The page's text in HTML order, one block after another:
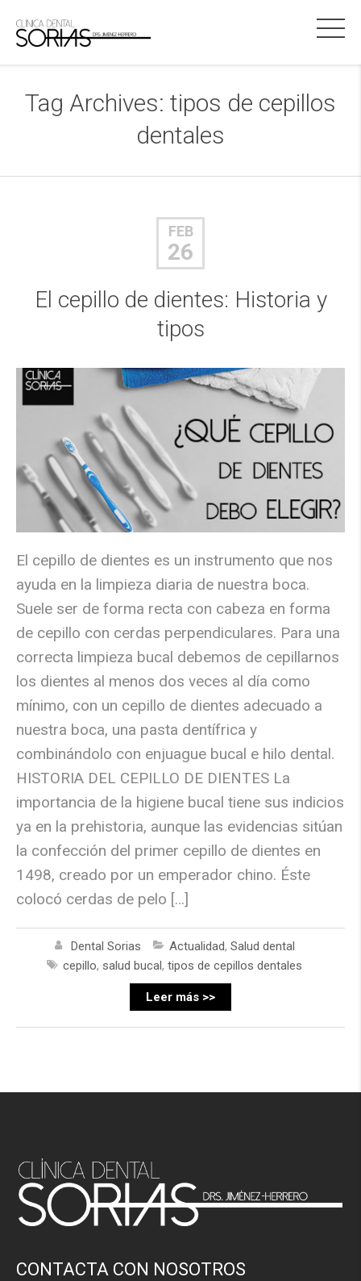
Tag Archives: tipos de cepillos
dentales
FEB
26
El cepillo de dientes: Historia y
tipos
El cepillo de dientes es un instrumento que nos
ayuda en la limpieza diaria de nuestra boca.
Suele ser de forma recta con cabeza en forma
de cepillo con cerdas perpendiculares. Para una
correcta limpieza bucal debemos de cepillarnos
los dientes al menos dos veces al día como
mínimo, con un cepillo de dientes adecuado a
nuestra boca, una pasta dentífrica y
combinándolo con enjuague bucal e hilo dental.
HISTORIA DEL CEPILLO DE DIENTES La
importancia de la higiene bucal tiene sus indicios
ya en la prehistoria, aunque las evidencias sitúan
la confección del primer cepillo de dientes en
1498, creado por un emperador chino. Éste
colocó cerdas de pelo […]
Dental Sorias Actualidad, Salud dental
cepillo, salud bucal, tipos de cepillos dentales
Leer más >>
CONTACTA CON NOSOTROS